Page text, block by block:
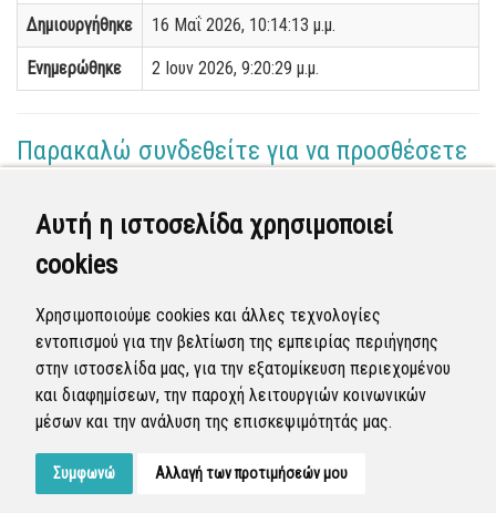
Αυτή η ιστοσελίδα χρησιμοποιεί
cookies
Χρησιμοποιούμε cookies και άλλες τεχνολογίες
εντοπισμού για την βελτίωση της εμπειρίας περιήγησης
στην ιστοσελίδα μας, για την εξατομίκευση περιεχομένου
και διαφημίσεων, την παροχή λειτουργιών κοινωνικών
μέσων και την ανάλυση της επισκεψιμότητάς μας.
Συμφωνώ Αλλαγή των προτιμήσεών μου
Δημιουργήθηκε 16 Μαΐ 2026, 10:14:13 μ.μ.
Ενημερώθηκε 2 Ιουν 2026, 9:20:29 μ.μ.
Παρακαλώ συνδεθείτε για να προσθέσετε
(Επόπτης)
19 Μαΐ 2026 - 08:01
Ξεκίνησε η διαδικασία επίλυσης της αναφοράς από
τις υπηρεσίες του Δήμου.
Σε εξέλιξη